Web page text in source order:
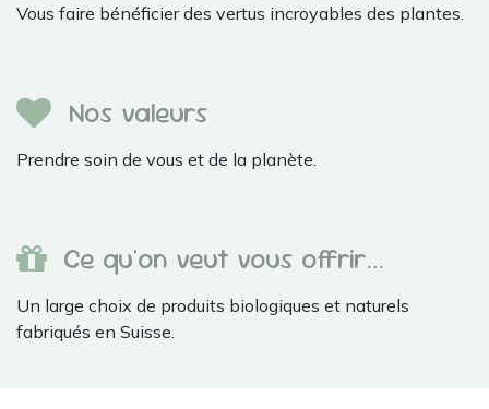
Vous faire bénéficier des vertus incroyables des plantes.
Nos valeurs
Prendre soin de vous et de la planète.
Ce qu'on veut vous offrir…
Un large choix de produits biologiques et naturels
fabriqués en Suisse.